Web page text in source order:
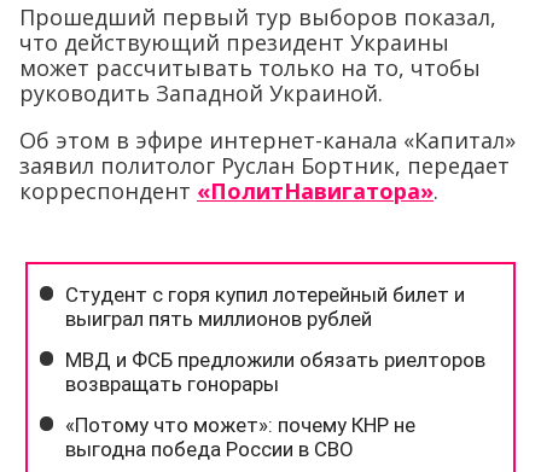
Прошедший первый тур выборов показал,
что действующий президент Украины
может рассчитывать только на то, чтобы
руководить Западной Украиной.
Об этом в эфире интернет-канала «Капитал»
заявил политолог Руслан Бортник, передает
корреспондент «ПолитНавигатора».